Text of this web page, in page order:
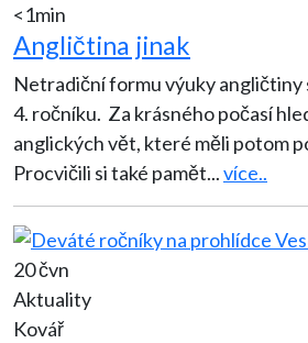
<1min
Angličtina jinak
Netradiční formu výuky angličtiny
4. ročníku. Za krásného počasí hledali po areálu části
anglických vět, které měli potom
Procvičili si také pamět...více..
20 čvn
Aktuality
Kovář